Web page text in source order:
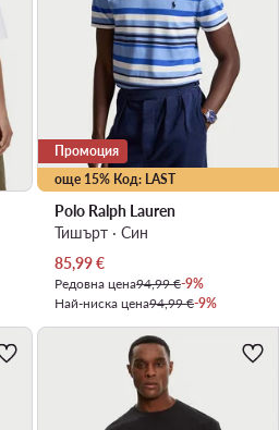
още 15% Код: LAST
Промоция
Polo Ralph Lauren
Тишърт · Син
Актуална цена
85,99€
Редовна цена94,99 €-9%
Най-ниска цена94,99 €-9%